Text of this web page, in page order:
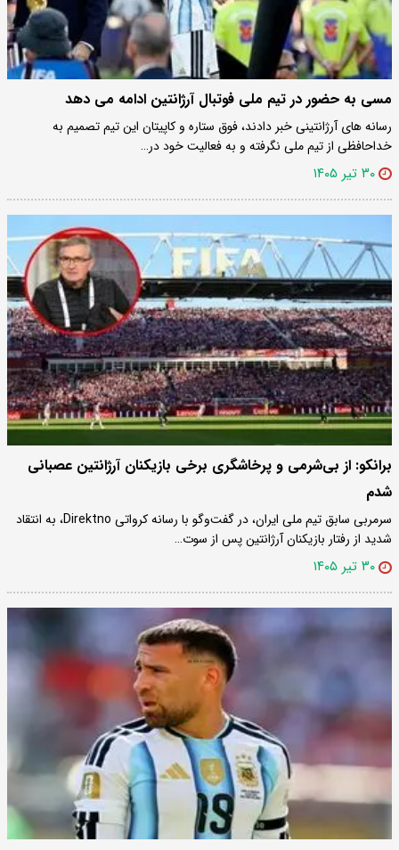
مسی به حضور در تیم ملی فوتبال آرژانتین ادامه می دهد
رسانه های آرژانتینی خبر دادند، فوق ستاره و کاپیتان این تیم تصمیم به
خداحافظی از تیم ملی نگرفته و به فعالیت خود در…
۳۰ تیر ۱۴۰۵
برانکو: از بی‌شرمی و پرخاشگری برخی بازیکنان آرژانتین عصبانی
شدم
سرمربی سابق تیم ملی ایران، در گفت‌وگو با رسانه کرواتی Direktno، به انتقاد
شدید از رفتار بازیکنان آرژانتین پس از سوت…
۳۰ تیر ۱۴۰۵